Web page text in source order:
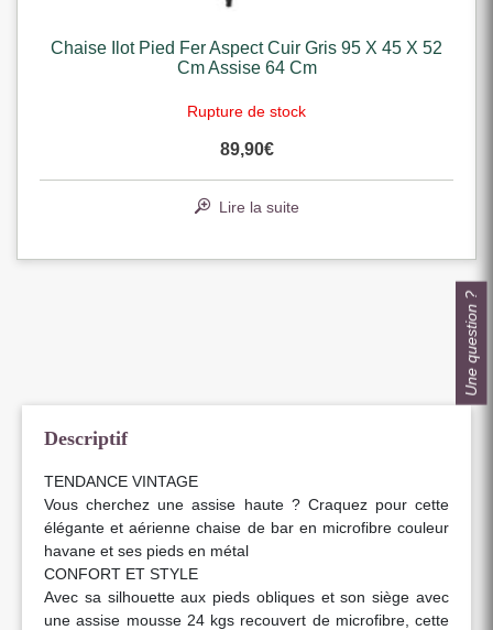
Chaise Ilot Pied Fer Aspect Cuir Gris 95 X 45 X 52
Cm Assise 64 Cm
Rupture de stock
89,90€
Lire la suite
Descriptif
TENDANCE VINTAGE
Vous cherchez une assise haute ? Craquez pour cette
élégante et aérienne chaise de bar en microfibre couleur
havane et ses pieds en métal
CONFORT ET STYLE
Avec sa silhouette aux pieds obliques et son siège avec
une assise mousse 24 kgs recouvert de microfibre, cette
Une question ?